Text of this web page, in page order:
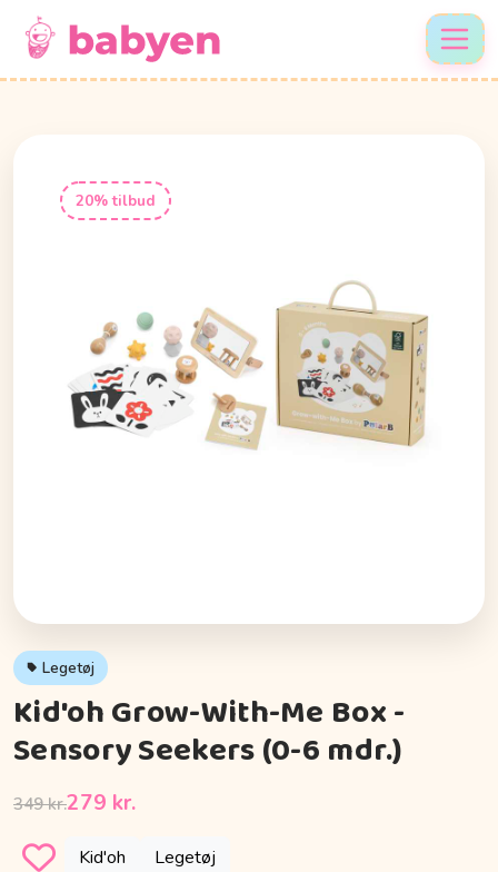
20% tilbud
Legetøj
Kid'oh Grow-With-Me Box -
Sensory Seekers (0-6 mdr.)
349 kr.279 kr.
Kid'oh Legetøj